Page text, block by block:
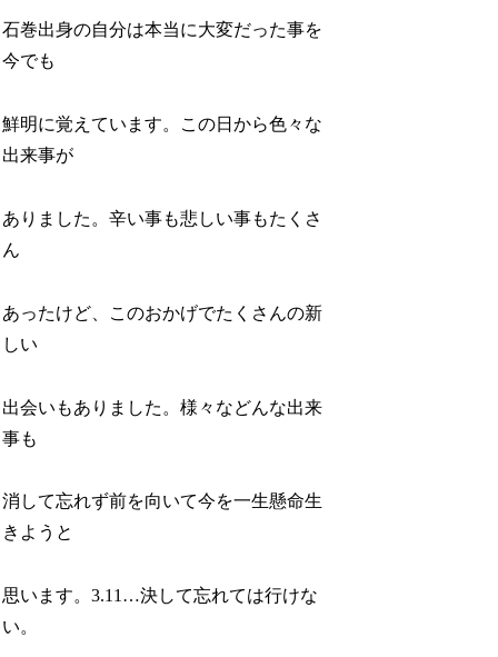
石巻出身の自分は本当に大変だった事を
今でも
鮮明に覚えています。この日から色々な
出来事が
ありました。辛い事も悲しい事もたくさ
ん
あったけど、このおかげでたくさんの新
しい
出会いもありました。様々などんな出来
事も
消して忘れず前を向いて今を一生懸命生
きようと
思います。3.11…決して忘れては行けな
い。